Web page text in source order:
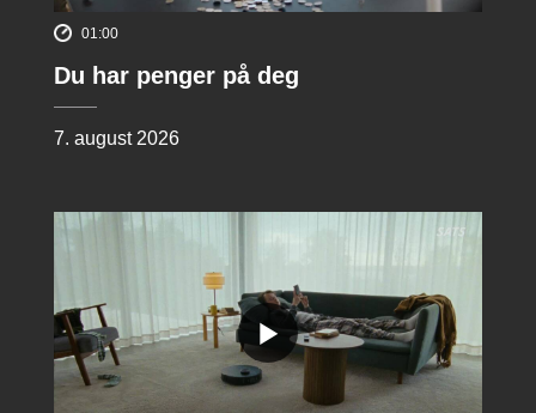
01:00
Du har penger på deg
7. august 2026